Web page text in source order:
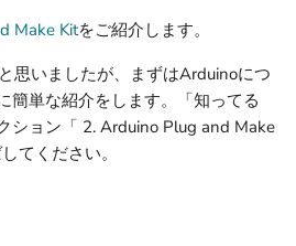
Make Kitをご紹介します。
思いましたが、まずはArduinoにつ
簡単な紹介をします。「知ってる
ション「 2. Arduino Plug and Make
てください。